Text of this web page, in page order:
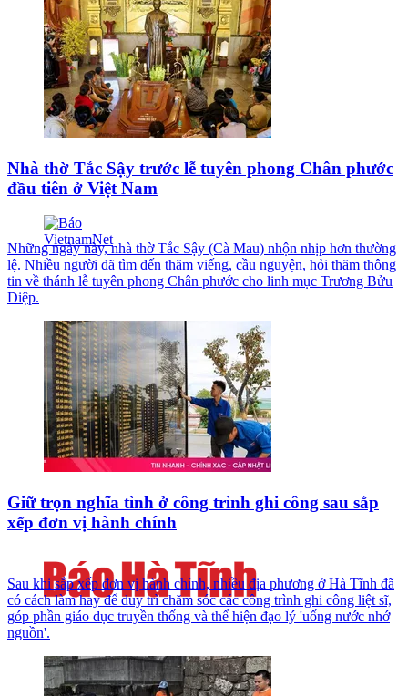
Nhà thờ Tắc Sậy trước lễ tuyên phong Chân phước
đầu tiên ở Việt Nam
Những ngày này, nhà thờ Tắc Sậy (Cà Mau) nhộn nhịp hơn thường
lệ. Nhiều người đã tìm đến thăm viếng, cầu nguyện, hỏi thăm thông
tin về thánh lễ tuyên phong Chân phước cho linh mục Trương Bửu
Diệp.
Giữ trọn nghĩa tình ở công trình ghi công sau sắp
xếp đơn vị hành chính
Sau khi sắp xếp đơn vị hành chính, nhiều địa phương ở Hà Tĩnh đã
có cách làm hay để duy trì chăm sóc các công trình ghi công liệt sĩ,
góp phần giáo dục truyền thống và thể hiện đạo lý 'uống nước nhớ
nguồn'.